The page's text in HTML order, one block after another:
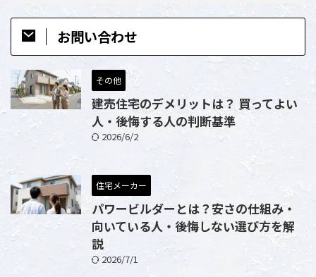
お問い合わせ
その他
建売住宅のデメリットは？ 買ってよい
人・後悔する人の判断基準
2026/6/2
住宅メーカー
パワービルダーとは？安さの仕組み・
向いている人・後悔しない選び方を解
説
2026/7/1